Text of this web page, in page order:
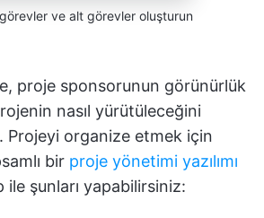
ve alt görevler oluşturun
proje sponsorunun görünürlük
nasıl yürütüleceğini
Projeyi organize etmek için
bir proje yönetimi yazılımı
ile şunları yapabilirsiniz: